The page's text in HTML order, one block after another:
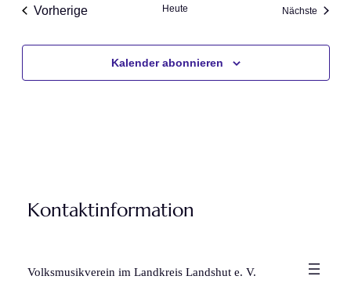
Vorherige
Heute Nächste
Kalender abonnieren
Kontaktinformation
Volksmusikverein im Landkreis Landshut e. V.